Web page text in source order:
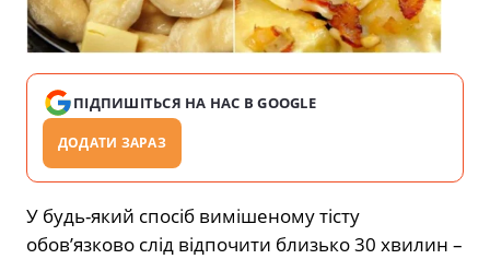
ПІДПИШІТЬСЯ НА НАС В GOOGLE
ДОДАТИ ЗАРАЗ
У будь-який спосіб вимішеному тісту
обов’язково слід відпочити близько 30 хвилин –